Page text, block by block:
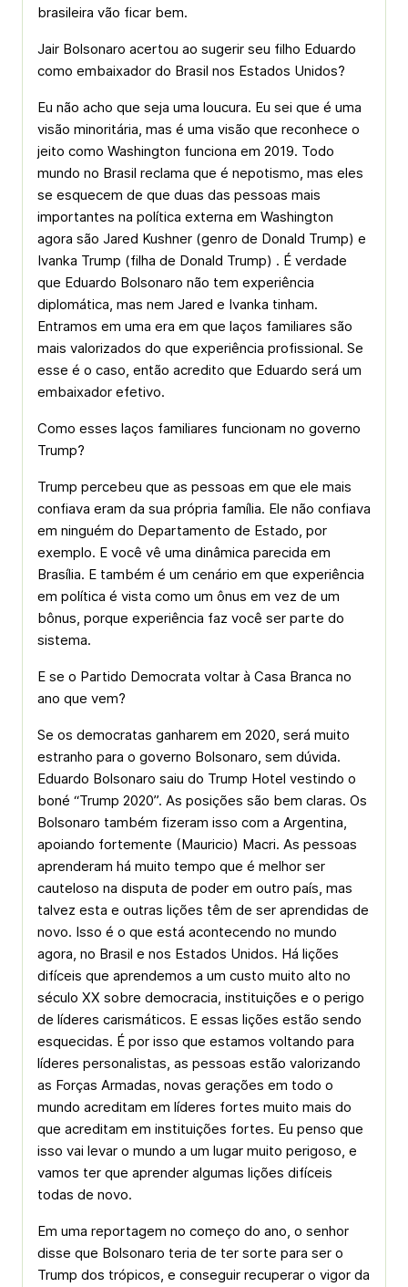
brasileira vão ficar bem.
Jair Bolsonaro acertou ao sugerir seu filho Eduardo
como embaixador do Brasil nos Estados Unidos?
Eu não acho que seja uma loucura. Eu sei que é uma
visão minoritária, mas é uma visão que reconhece o
jeito como Washington funciona em 2019. Todo
mundo no Brasil reclama que é nepotismo, mas eles
se esquecem de que duas das pessoas mais
importantes na política externa em Washington
agora são Jared Kushner (genro de Donald Trump) e
Ivanka Trump (filha de Donald Trump) . É verdade
que Eduardo Bolsonaro não tem experiência
diplomática, mas nem Jared e Ivanka tinham.
Entramos em uma era em que laços familiares são
mais valorizados do que experiência profissional. Se
esse é o caso, então acredito que Eduardo será um
embaixador efetivo.
Como esses laços familiares funcionam no governo
Trump?
Trump percebeu que as pessoas em que ele mais
confiava eram da sua própria família. Ele não confiava
em ninguém do Departamento de Estado, por
exemplo. E você vê uma dinâmica parecida em
Brasília. E também é um cenário em que experiência
em política é vista como um ônus em vez de um
bônus, porque experiência faz você ser parte do
sistema.
E se o Partido Democrata voltar à Casa Branca no
ano que vem?
Se os democratas ganharem em 2020, será muito
estranho para o governo Bolsonaro, sem dúvida.
Eduardo Bolsonaro saiu do Trump Hotel vestindo o
boné “Trump 2020”. As posições são bem claras. Os
Bolsonaro também fizeram isso com a Argentina,
apoiando fortemente (Mauricio) Macri. As pessoas
aprenderam há muito tempo que é melhor ser
cauteloso na disputa de poder em outro país, mas
talvez esta e outras lições têm de ser aprendidas de
novo. Isso é o que está acontecendo no mundo
agora, no Brasil e nos Estados Unidos. Há lições
difíceis que aprendemos a um custo muito alto no
século XX sobre democracia, instituições e o perigo
de líderes carismáticos. E essas lições estão sendo
esquecidas. É por isso que estamos voltando para
líderes personalistas, as pessoas estão valorizando
as Forças Armadas, novas gerações em todo o
mundo acreditam em líderes fortes muito mais do
que acreditam em instituições fortes. Eu penso que
isso vai levar o mundo a um lugar muito perigoso, e
vamos ter que aprender algumas lições difíceis
todas de novo.
Em uma reportagem no começo do ano, o senhor
disse que Bolsonaro teria de ter sorte para ser o
Trump dos trópicos, e conseguir recuperar o vigor da